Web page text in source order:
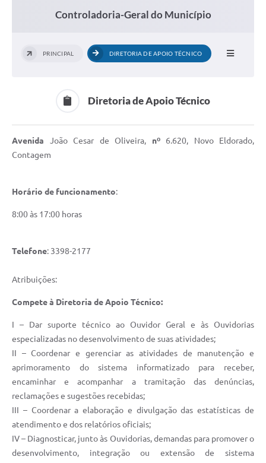
Controladoria-Geral do Município
PRINCIPAL DIRETORIA DE APOIO TÉCNICO
Diretoria de Apoio Técnico
Avenida João Cesar de Oliveira, nº6.620, Novo Eldorado,
Contagem
Horário de funcionamento:
8:00 às 17:00 horas
Telefone: 3398-2177
Atribuições:
Compete à Diretoria de Apoio Técnico:
I – Dar suporte técnico ao Ouvidor Geral e às Ouvidorias
especializadas no desenvolvimento de suas atividades;
II – Coordenar e gerenciar as atividades de manutenção e
aprimoramento do sistema informatizado para receber,
encaminhar e acompanhar a tramitação das denúncias,
reclamações e sugestões recebidas;
III – Coordenar a elaboração e divulgação das estatísticas de
atendimento e dos relatórios oficiais;
IV – Diagnosticar, junto às Ouvidorias, demandas para promover o
desenvolvimento, integração ou extensão de sistema